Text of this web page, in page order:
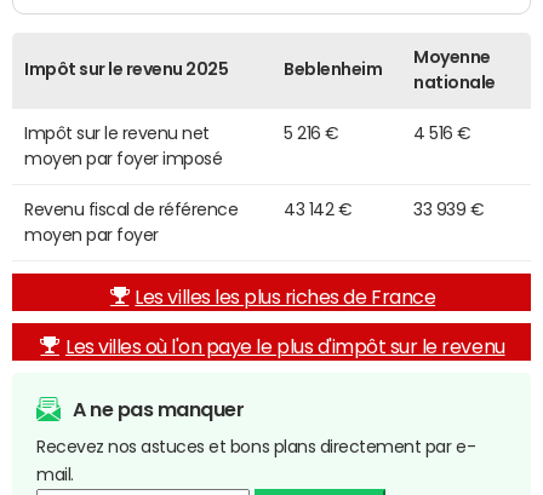
Impôt sur le revenu 2025 Beblenheim
Moyenne
nationale
Impôt sur le revenu net
moyen par foyer imposé
5 216 € 4 516 €
Revenu fiscal de référence
moyen par foyer
43 142 € 33 939 €
Les villes les plus riches de France
Les villes où l'on paye le plus d'impôt sur le revenu
A ne pas manquer
Recevez nos astuces et bons plans directement par e-
mail.